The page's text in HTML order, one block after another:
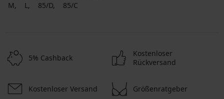
M
L 85/D 85/C
5% Cashback
Kostenloser
Rückversand
Kostenloser Versand Größenratgeber